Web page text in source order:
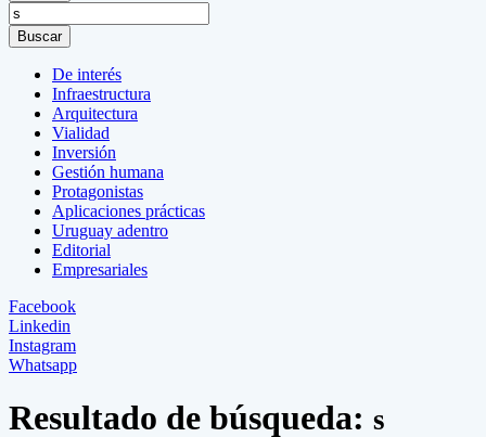
Buscar
De interés
Infraestructura
Arquitectura
Vialidad
Inversión
Gestión humana
Protagonistas
Aplicaciones prácticas
Uruguay adentro
Editorial
Empresariales
Facebook
Linkedin
Instagram
Whatsapp
Resultado de búsqueda: s